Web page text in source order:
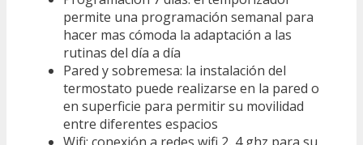
permite una programación semanal para
hacer mas cómoda la adaptación a las
rutinas del día a día
Pared y sobremesa: la instalación del
termostato puede realizarse en la pared o
en superficie para permitir su movilidad
entre diferentes espacios